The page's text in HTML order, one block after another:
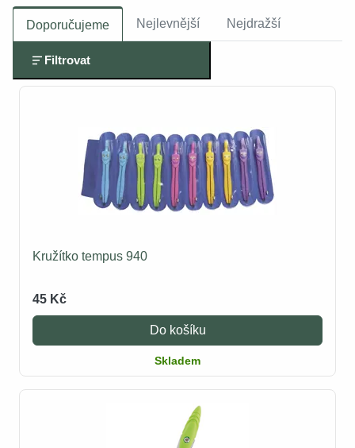
Doporučujeme Nejlevnější Nejdražší
Filtrovat
Kružítko tempus 940
45 Kč
Do košíku
Skladem